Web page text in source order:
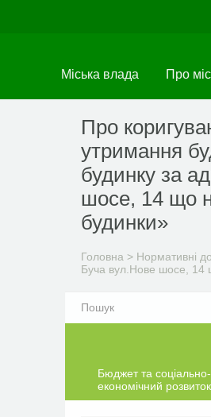
Міська влада Про
Про
утримання
будинку за
шосе, 14 що
будинки»
Головна > Нормативні
Буча вул.Нове шосе, 14
Бюджет та соціально-
економічний розвиток